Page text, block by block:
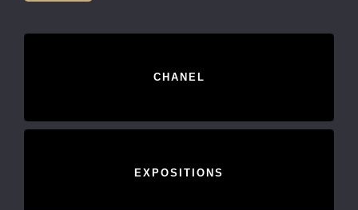
CHANEL
EXPOSITIONS